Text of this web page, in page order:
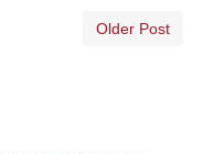
Older Post